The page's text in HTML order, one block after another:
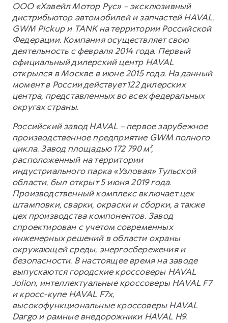
ООО «Хавейл Мотор Рус» – эксклюзивный
дистрибьютор автомобилей и запчастей HAVAL,
GWM Pickup и TANK на территории Российской
Федерации. Компания осуществляет свою
деятельность с февраля 2014 года. Первый
официальный дилерский центр HAVAL
открылся в Москве в июне 2015 года. На данный
момент в России действует 122 дилерских
центра, представленных во всех федеральных
округах страны.
Российский завод HAVAL – первое зарубежное
производственное предприятие GWM полного
цикла. Завод площадью 172 790 м²,
расположенный на территории
индустриального парка «Узловая» Тульской
области, был открыт 5 июня 2019 года.
Производственный комплекс включает цех
штамповки, сварки, окраски и сборки, а также
цех производства компонентов. Завод
спроектирован с учетом современных
инженерных решений в области охраны
окружающей среды, энергосбережения и
безопасности. В настоящее время на заводе
выпускаются городские кроссоверы HAVAL
Jolion, интеллектуальные кроссоверы HAVAL F7
и кросс-купе HAVAL F7x,
высокофункциональные кроссоверы HAVAL
Dargo и рамные внедорожники HAVAL H9.